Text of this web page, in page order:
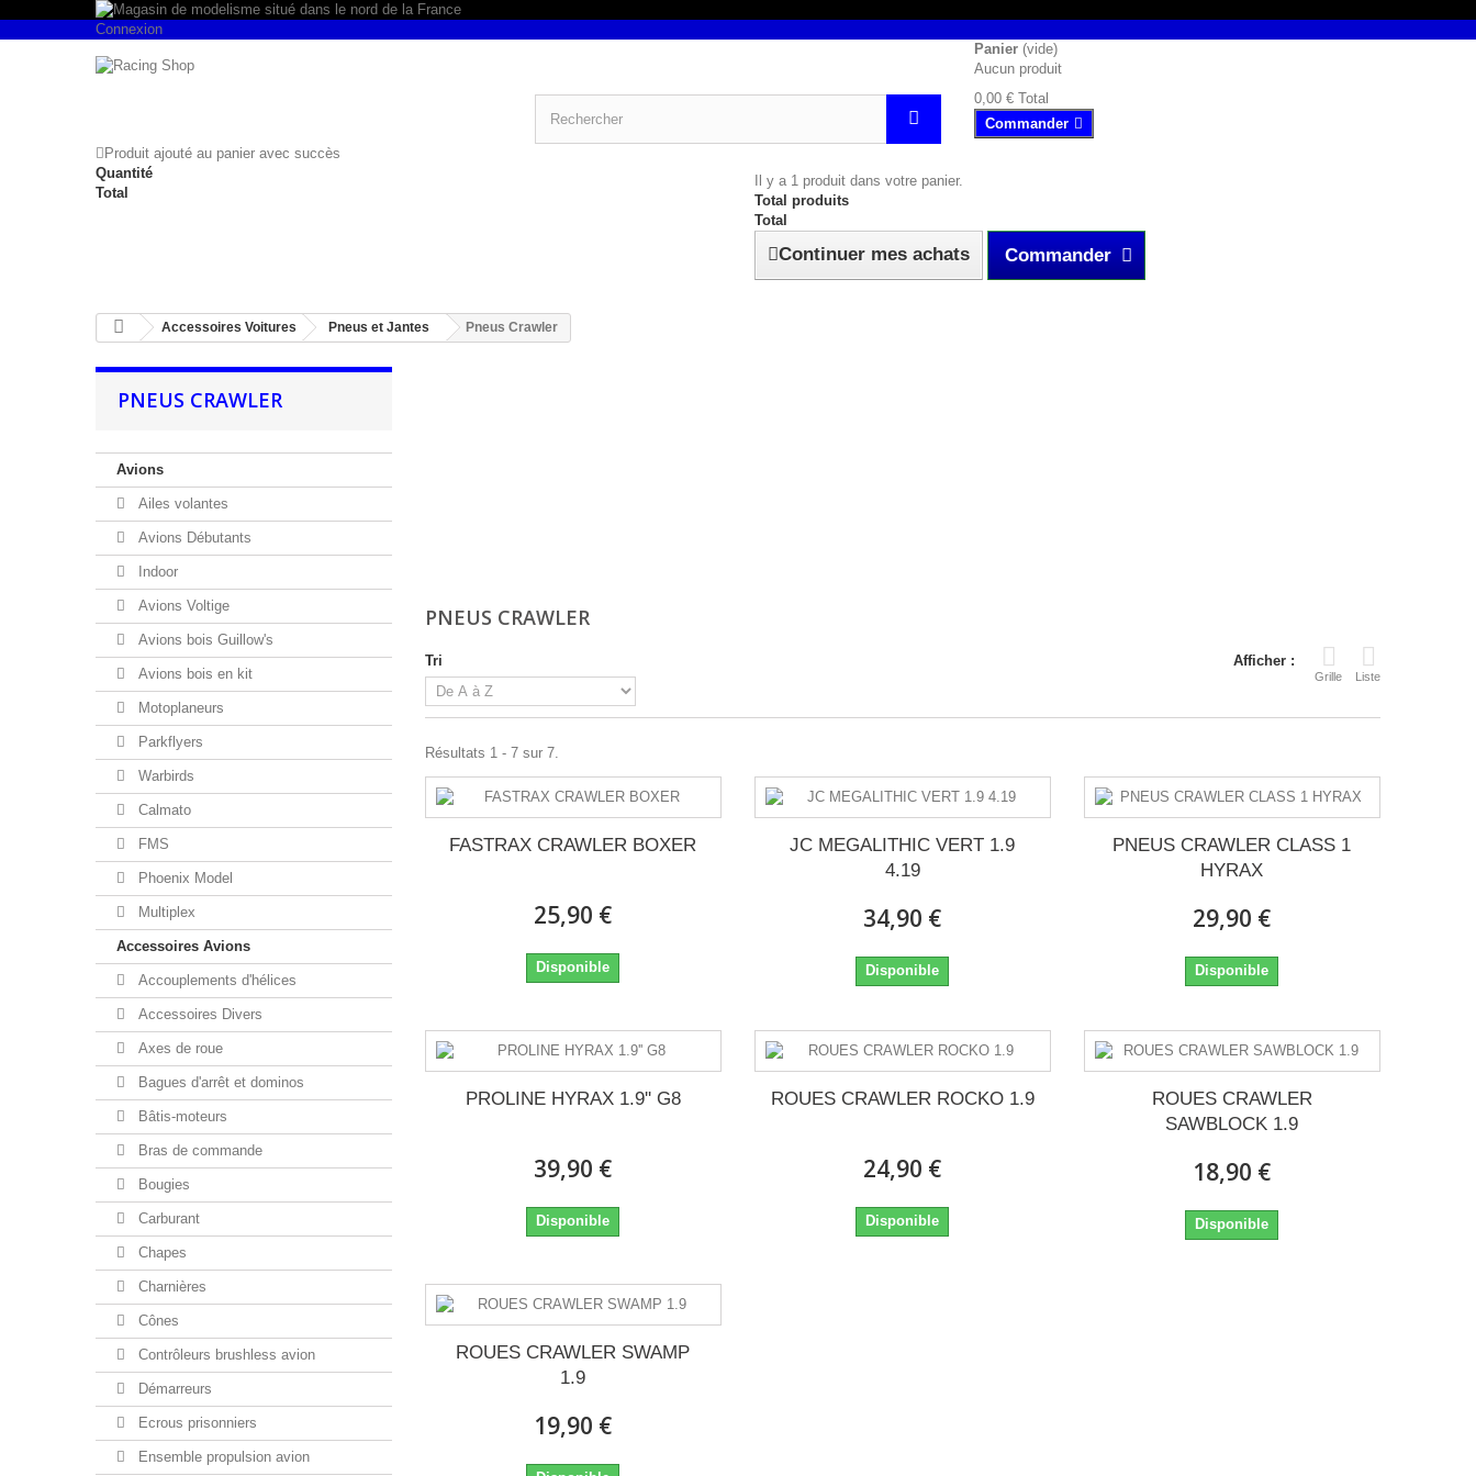
Connexion
Panier (vide)
Aucun produit
0,00 € Total
Commander
Produit ajouté au panier avec succès
Quantité
Total
Il y a 1 produit dans votre panier.
Total produits
Total
Continuer mes achats Commander
Accessoires Voitures Pneus et Jantes Pneus Crawler
PNEUS CRAWLER
Avions
Ailes volantes
Avions Débutants
Indoor
Avions Voltige
Avions bois Guillow's
Avions bois en kit
Motoplaneurs
Parkflyers
Warbirds
Calmato
FMS
Phoenix Model
Multiplex
Accessoires Avions
Accouplements d'hélices
Accessoires Divers
Axes de roue
Bagues d'arrêt et dominos
Bâtis-moteurs
Bras de commande
Bougies
Carburant
Chapes
Charnières
Cônes
Contrôleurs brushless avion
Démarreurs
Ecrous prisonniers
Ensemble propulsion avion
PNEUS CRAWLER
Afficher :
Grille Liste
Tri
Résultats 1 - 7 sur 7.
FASTRAX CRAWLER BOXER
25,90 €
Disponible
JC MEGALITHIC VERT 1.9
4.19
34,90 €
Disponible
PNEUS CRAWLER CLASS 1
HYRAX
29,90 €
Disponible
PROLINE HYRAX 1.9'' G8
39,90 €
Disponible
ROUES CRAWLER ROCKO 1.9
24,90 €
Disponible
ROUES CRAWLER
SAWBLOCK 1.9
18,90 €
Disponible
ROUES CRAWLER SWAMP
1.9
19,90 €